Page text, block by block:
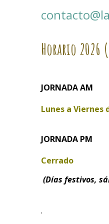
Horario 2026
JORNADA AM
Lunes a Viernes
JORNADA PM
Cerrado
(Días festivos,
.